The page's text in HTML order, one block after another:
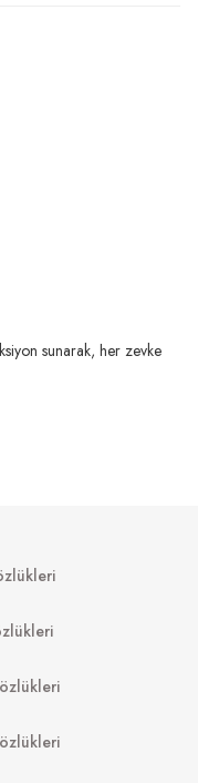
sunarak, her zevke